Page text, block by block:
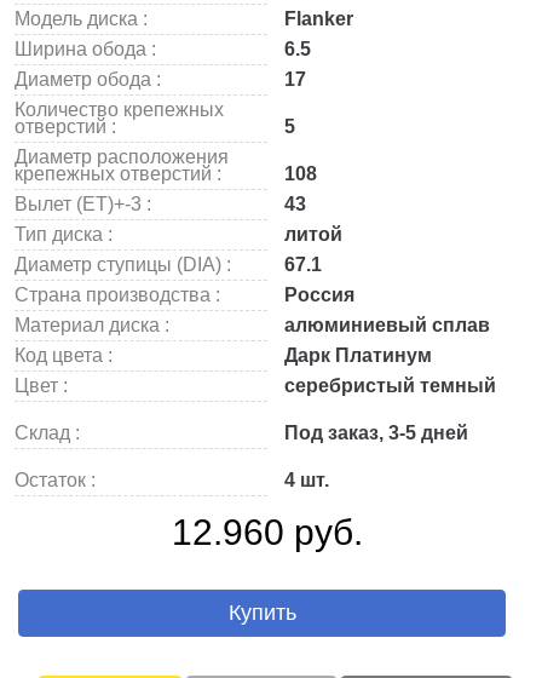
Модель диска :
Flanker
Ширина обода :
6.5
Диаметр обода :
17
Количество крепежных
отверстий :
5
Диаметр расположения
крепежных отверстий :
108
Вылет (ET)+-3 :
43
Тип диска :
литой
Диаметр ступицы (DIA) :
67.1
Страна производства :
Россия
Материал диска :
алюминиевый сплав
Код цвета :
Дарк Платинум
Цвет :
серебристый темный
Склад : Под заказ, 3-5 дней
Остаток : 4 шт.
12.960 руб.
Купить